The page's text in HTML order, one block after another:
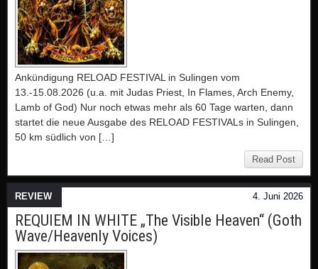
Ankündigung RELOAD FESTIVAL in Sulingen vom
13.-15.08.2026 (u.a. mit Judas Priest, In Flames, Arch Enemy,
Lamb of God) Nur noch etwas mehr als 60 Tage warten, dann
startet die neue Ausgabe des RELOAD FESTIVALs in Sulingen,
50 km südlich von […]
Read Post
4. Juni 2026
REVIEW
REQUIEM IN WHITE „The Visible Heaven“ (Goth
Wave/Heavenly Voices)